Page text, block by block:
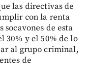
las directivas de
con la renta
de esta
30% y el 50% de lo
al grupo criminal,
de